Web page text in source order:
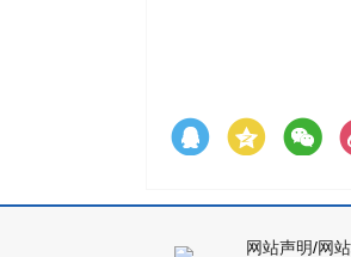
网站声明/网